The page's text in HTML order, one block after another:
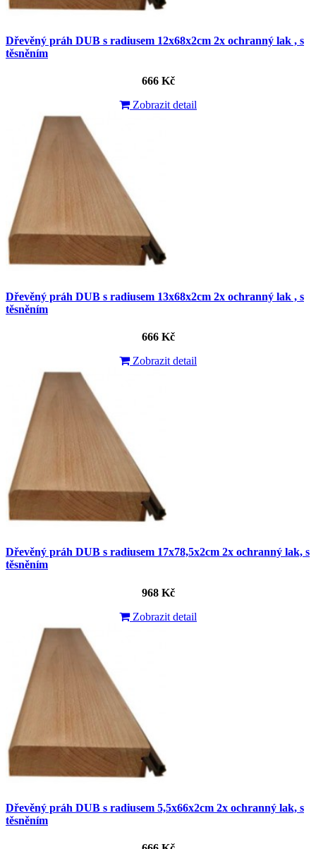
Dřevěný práh DUB s radiusem 12x68x2cm 2x ochranný lak , s
těsněním
666 Kč
Zobrazit detail
Dřevěný práh DUB s radiusem 13x68x2cm 2x ochranný lak , s
těsněním
666 Kč
Zobrazit detail
Dřevěný práh DUB s radiusem 17x78,5x2cm 2x ochranný lak, s
těsněním
968 Kč
Zobrazit detail
Dřevěný práh DUB s radiusem 5,5x66x2cm 2x ochranný lak, s
těsněním